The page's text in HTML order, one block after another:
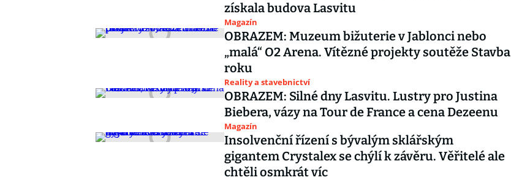
získala budova Lasvitu
Magazín
OBRAZEM: Muzeum bižuterie v Jablonci nebo
„malá“ O2 Arena. Vítězné projekty soutěže Stavba
roku
Reality a stavebnictví
OBRAZEM: Silné dny Lasvitu. Lustry pro Justina
Biebera, vázy na Tour de France a cena Dezeenu
Magazín
Insolvenční řízení s bývalým sklářským
gigantem Crystalex se chýlí k závěru. Věřitelé ale
chtěli osmkrát víc